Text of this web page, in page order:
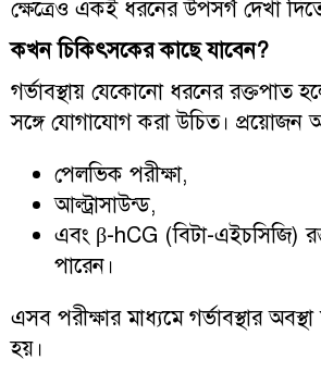
ক্ষেত্রেও একই ধরনের উপসর্গ দেখা
কখন চিকিৎসকের কাছে যাবেন?
গর্ভাবস্থায় যেকোনো ধরনের রক্তপাত
সঙ্গে যোগাযোগ করা উচিত। প্রয়োজন
পেলভিক পরীক্ষা,
আল্ট্রাসাউন্ড,
এবং β-hCG (বিটা-এইচসিজি)
পারেন।
এসব পরীক্ষার মাধ্যমে গর্ভাবস্থার
হয়।